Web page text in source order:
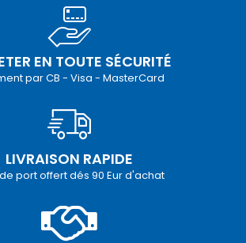
EN TOUTE SÉCURITÉ
par CB - Visa - MasterCard
LIVRAISON RAPIDE
port offert dés 90 Eur d'achat